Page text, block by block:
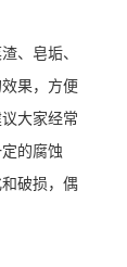
、皂垢、
果，方便
大家经常
的腐蚀
破损，偶